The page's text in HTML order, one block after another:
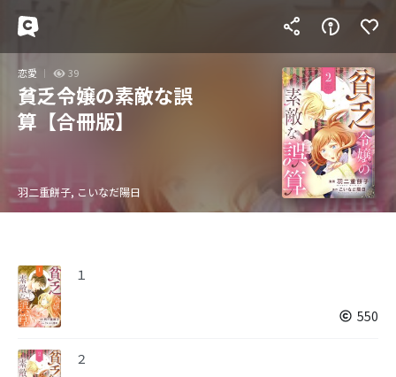
恋愛 39
貧乏令嬢の素敵な誤
算【合冊版】
羽二重餅子, こいなだ陽日
１
550
２